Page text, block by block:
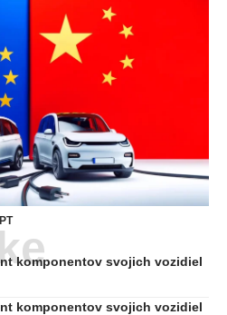
komponentov svojich vozidiel
komponentov svojich vozidiel